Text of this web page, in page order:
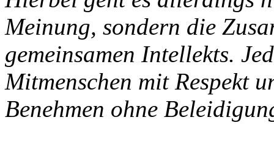
Hierbei geht es allerdings
Meinung, sondern die
gemeinsamen Intellekts.
Mitmenschen mit Respekt
Benehmen ohne